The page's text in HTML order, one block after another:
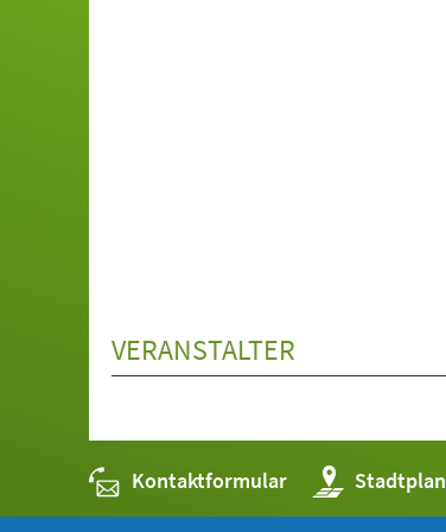
VERANSTALTER
Kontaktformular Stadtplan
(Öffnet
in
einem